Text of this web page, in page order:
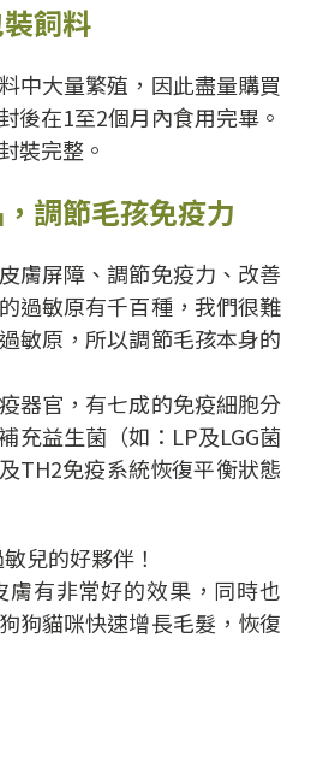
飼料
中大量繁殖，因此盡量購買
後在1至2個月內食用完畢。
裝完整。
調節毛孩免疫力
膚屏障、調節免疫力、改善
過敏原有千百種，我們很難
敏原，所以調節毛孩本身的
器官，有七成的免疫細胞分
充益生菌（如：LP及LGG菌
TH2免疫系統恢復平衡狀態
兒的好夥伴！
膚有非常好的效果，同時也
狗貓咪快速增長毛髮，恢復